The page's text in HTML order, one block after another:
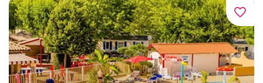
favorite_border